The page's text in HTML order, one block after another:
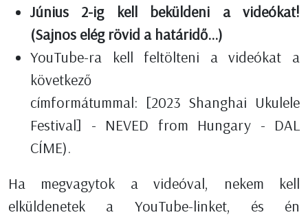
Június 2-ig kell beküldeni a videókat!
(Sajnos elég rövid a határidő...)
YouTube-ra kell feltölteni a videókat a
következő
címformátummal: [2023 Shanghai Ukulele
Festival] - NEVED from Hungary - DAL
CÍME).
Ha megvagytok a videóval, nekem kell
elküldenetek a YouTube-linket, és én